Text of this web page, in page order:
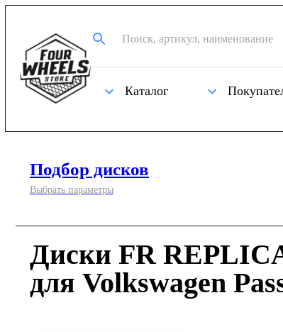
Каталог
Подбор дисков
Выбрать параметры
Диски FR
для Volkswagen